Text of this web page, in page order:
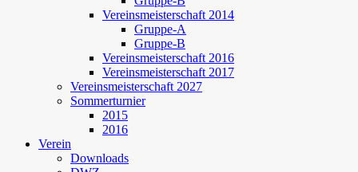
Vereinsmeisterschaft 2014
Gruppe-A
Gruppe-B
Vereinsmeisterschaft 2016
Vereinsmeisterschaft 2017
Vereinsmeisterschaft 2027
Sommerturnier
2015
2016
Verein
Downloads